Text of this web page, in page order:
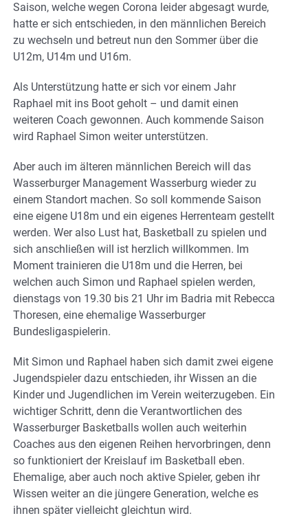
Saison, welche wegen Corona leider abgesagt wurde,
hatte er sich entschieden, in den männlichen Bereich
zu wechseln und betreut nun den Sommer über die
U12m, U14m und U16m.
Als Unterstützung hatte er sich vor einem Jahr
Raphael mit ins Boot geholt – und damit einen
weiteren Coach gewonnen. Auch kommende Saison
wird Raphael Simon weiter unterstützen.
Aber auch im älteren männlichen Bereich will das
Wasserburger Management Wasserburg wieder zu
einem Standort machen. So soll kommende Saison
eine eigene U18m und ein eigenes Herrenteam gestellt
werden. Wer also Lust hat, Basketball zu spielen und
sich anschließen will ist herzlich willkommen. Im
Moment trainieren die U18m und die Herren, bei
welchen auch Simon und Raphael spielen werden,
dienstags von 19.30 bis 21 Uhr im Badria mit Rebecca
Thoresen, eine ehemalige Wasserburger
Bundesligaspielerin.
Mit Simon und Raphael haben sich damit zwei eigene
Jugendspieler dazu entschieden, ihr Wissen an die
Kinder und Jugendlichen im Verein weiterzugeben. Ein
wichtiger Schritt, denn die Verantwortlichen des
Wasserburger Basketballs wollen auch weiterhin
Coaches aus den eigenen Reihen hervorbringen, denn
so funktioniert der Kreislauf im Basketball eben.
Ehemalige, aber auch noch aktive Spieler, geben ihr
Wissen weiter an die jüngere Generation, welche es
ihnen später vielleicht gleichtun wird.